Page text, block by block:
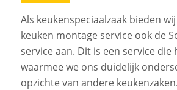
Als keukenspeciaalzaak bieden
keuken montage service ook de
service aan. Dit is een service die
waarmee we ons duidelijk
opzichte van andere